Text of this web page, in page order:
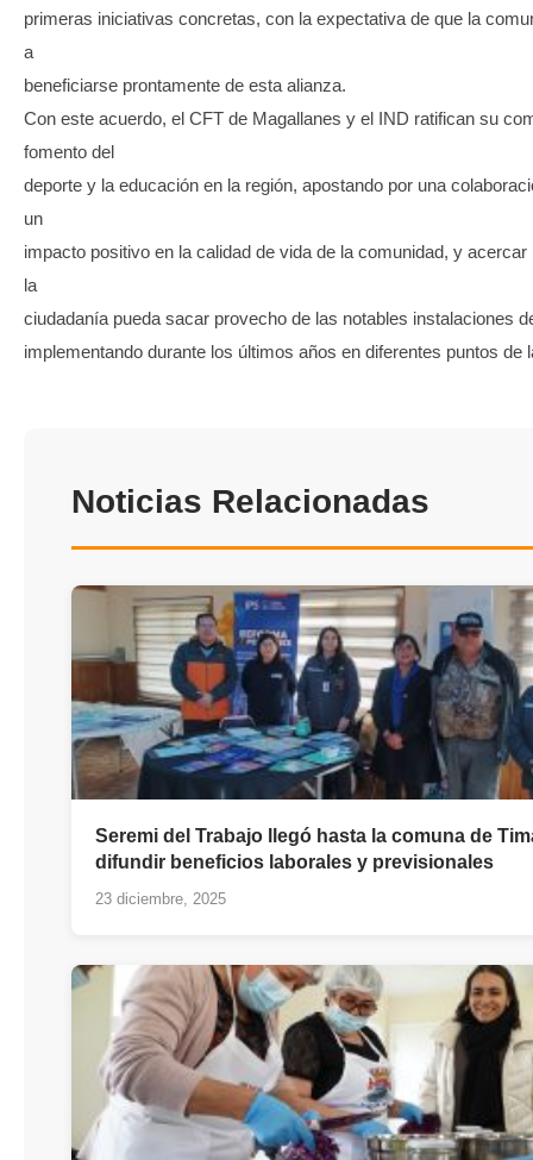
primeras iniciativas concretas, con la expectativa de que la
a
beneficiarse prontamente de esta alianza.
Con este acuerdo, el CFT de Magallanes y el IND ratifican su
fomento del
deporte y la educación en la región, apostando por una
un
impacto positivo en la calidad de vida de la comunidad, y
la
ciudadanía pueda sacar provecho de las notables instalaciones
implementando durante los últimos años en diferentes puntos de
Noticias Relacionadas
Seremi del Trabajo llegó hasta la comuna de
difundir beneficios laborales y previsionales
23 diciembre, 2025